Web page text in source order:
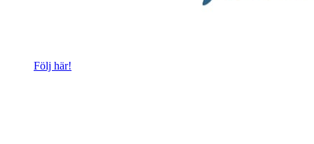
Följ här!